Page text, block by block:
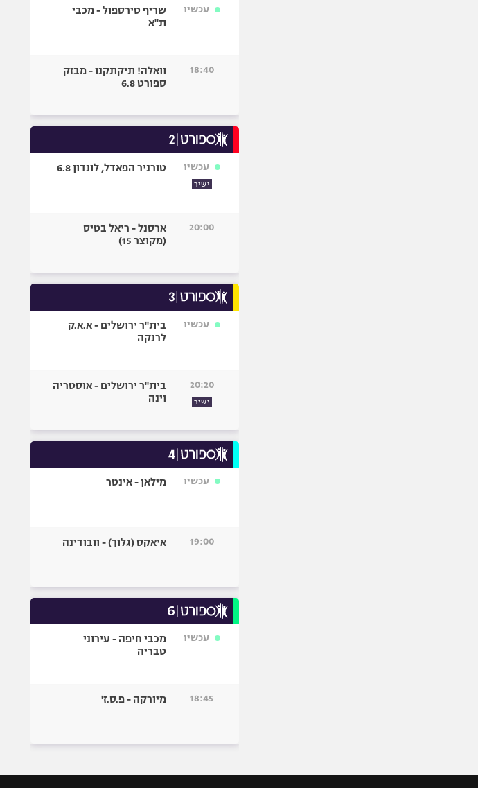
עכשיו
שריף טירספול - מכבי
ת"א
18:40
וואלה! תיקתקנו - מבזק
ספורט 6.8
עכשיו
ישיר
טורניר הפאדל, לונדון 6.8
20:00
ארסנל - ריאל בטיס
(מקוצר 15)
עכשיו
בית"ר ירושלים - א.א.ק
לרנקה
20:20
ישיר
בית"ר ירושלים - אוסטריה
וינה
עכשיו מילאן - אינטר
19:00 איאקס (גלוך) - וובודינה
עכשיו
מכבי חיפה - עירוני
טבריה
18:45 מיורקה - פ.ס.ז'